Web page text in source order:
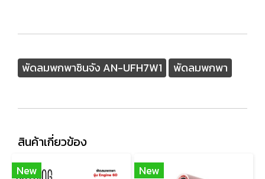
พัดลมพกพาชินจัง AN-UFH7W1 พัดลมพกพา
สินค้าเกี่ยวข้อง
New New